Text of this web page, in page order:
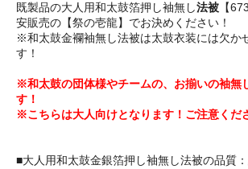
既製品の大人用和太鼓箔押し袖無し法被 【
安販売の【祭の壱龍】でお決めください！
※和太鼓金襴袖無し法被は太鼓衣装には欠か
す！
※和太鼓の団体様やチームの、お揃いの袖無
す！
※こちらは大人向けとなります！ご注意くだ
■大人用和太鼓金銀箔押し袖無し法被の品質